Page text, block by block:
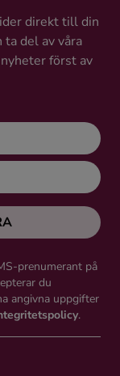
direkt till din
ta del av våra
först av
prenumerant på
du
angivna uppgifter
.